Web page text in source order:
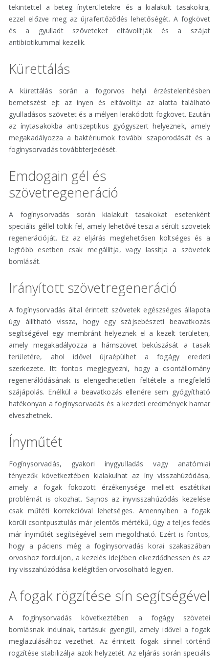
tekintettel a beteg ínyterületekre és a kialakult tasakokra,
ezzel előzve meg az újrafertőződés lehetőségét. A fogkövet
és a gyulladt szöveteket eltávolítják és a szájat
antibiotikummal kezelik.
Kürettálás
A kürettálás során a fogorvos helyi érzéstelenítésben
bemetszést ejt az ínyen és eltávolítja az alatta található
gyulladásos szövetet és a mélyen lerakódott fogkövet. Ezután
az ínytasakokba antiszeptikus gyógyszert helyeznek, amely
megakadályozza a baktériumok további szaporodását és a
fogínysorvadás továbbterjedését.
Emdogain gél és
szövetregeneráció
A fogínysorvadás során kialakult tasakokat esetenként
speciális géllel töltik fel, amely lehetővé teszi a sérült szövetek
regenerációját. Ez az eljárás meglehetősen költséges és a
legtöbb esetben csak megállítja, vagy lassítja a szövetek
bomlását.
Irányított szövetregeneráció
A fogínysorvadás által érintett szövetek egészséges állapota
úgy állítható vissza, hogy egy szájsebészeti beavatkozás
segítségével egy membránt helyeznek el a kezelt területen,
amely megakadályozza a hámszövet bekúszását a tasak
területére, ahol idővel újraépülhet a fogágy eredeti
szerkezete. Itt fontos megjegyezni, hogy a csontállomány
regenerálódásának is elengedhetetlen feltétele a megfelelő
szájápolás. Enélkül a beavatkozás ellenére sem gyógyítható
hatékonyan a fogínysorvadás és a kezdeti eredmények hamar
elveszhetnek.
Ínyműtét
Fogínysorvadás, gyakori ínygyulladás vagy anatómiai
tényezők következtében kialakulhat az íny visszahúzódása,
amely a fogak fokozott érzékenysége mellett esztétikai
problémát is okozhat. Sajnos az ínyvisszahúzódás kezelése
csak műtéti korrekcióval lehetséges. Amennyiben a fogak
körüli csontpusztulás már jelentős mértékű, úgy a teljes fedés
már ínyműtét segítségével sem megoldható. Ezért is fontos,
hogy a páciens még a fogínysorvadás korai szakaszában
orvoshoz forduljon, a kezelés idejében elkezdődhessen és az
íny visszahúzódása kielégítően orvosolható legyen.
A fogak rögzítése sín segítségével
A fogínysorvadás következtében a fogágy szövetei
bomlásnak indulnak, tartásuk gyengül, amely idővel a fogak
meglazulásához vezethet. Az érintett fogak sínnel történő
rögzítése stabilizálja azok helyzetét. Az eljárás során speciális